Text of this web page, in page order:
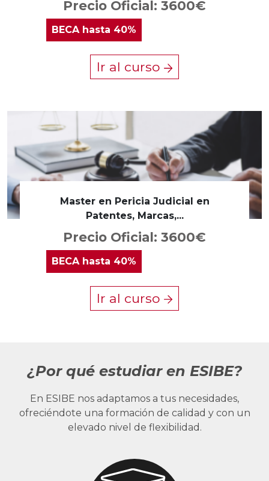
Precio Oficial: 3600€
BECAhasta 40%
Ir al curso
Master en Pericia Judicial en
Patentes, Marcas,...
Precio Oficial: 3600€
BECA hasta 40%
Ir al curso
¿Por qué estudiar en ESIBE?
En ESIBE nos adaptamos a tus necesidades,
ofreciéndote una formación de calidad y con un
elevado nivel de flexibilidad.